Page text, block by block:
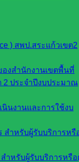
) สพป.สระแก้วเขต2
งสำนักงานเขตพื้นที่
2 ประจำปีงบประมาณ
นงานและการใช้งบ
สำหรับผู้รับบริการหรื
ำหรับผู้รับบริการหรือ
Design By SK2 ICT